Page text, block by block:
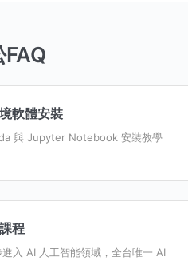
軟體安裝
與 Jupyter Notebook 安裝教學
程
入 AI 人工智能領域，全台唯一 AI